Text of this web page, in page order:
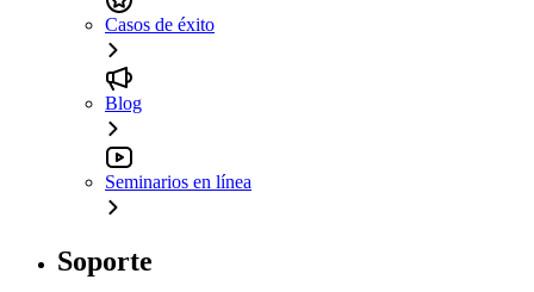
Casos de éxito
Blog
Seminarios en línea
Soporte